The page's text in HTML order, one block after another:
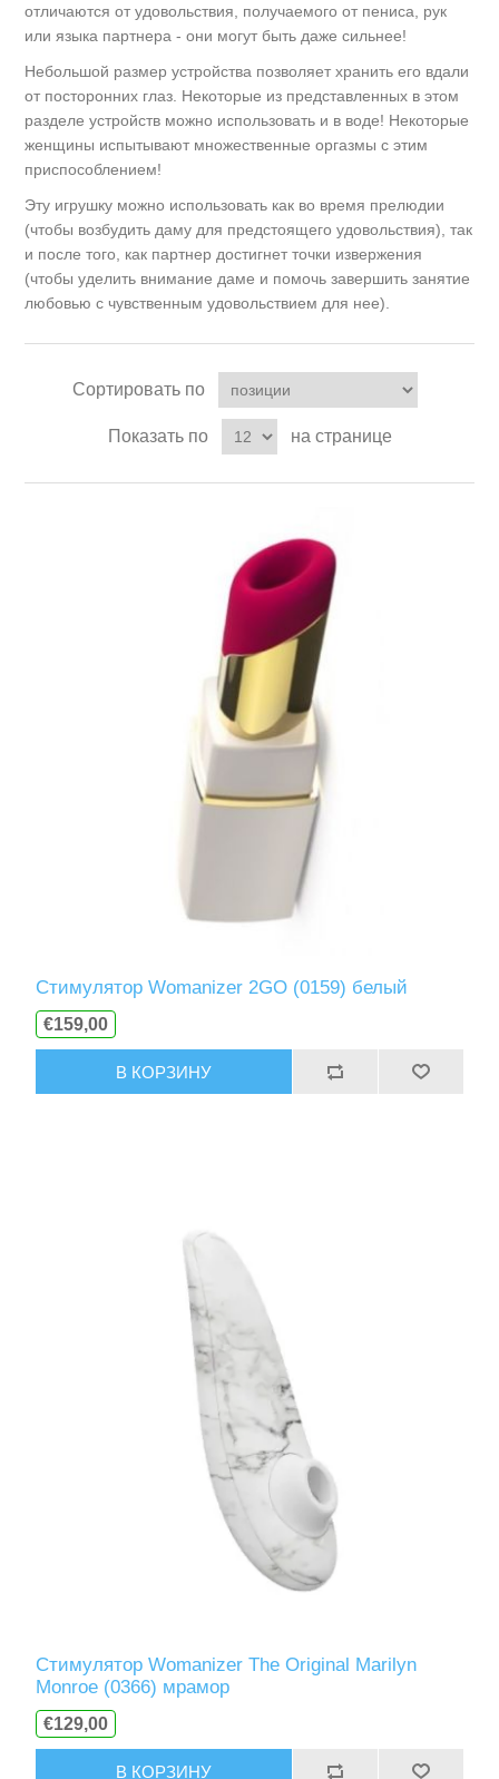
отличаются от удовольствия, получаемого от пениса, рук
или языка партнера - они могут быть даже сильнее!
Небольшой размер устройства позволяет хранить его вдали
от посторонних глаз. Некоторые из представленных в этом
разделе устройств можно использовать и в воде! Некоторые
женщины испытывают множественные оргазмы с этим
приспособлением!
Эту игрушку можно использовать как во время прелюдии
(чтобы возбудить даму для предстоящего удовольствия), так
и после того, как партнер достигнет точки извержения
(чтобы уделить внимание даме и помочь завершить занятие
любовью с чувственным удовольствием для нее).
Сортировать по
Показать по на странице
Стимулятор Womanizer 2GO (0159) белый
€159,00
В КОРЗИНУ
Стимулятор Womanizer The Original Marilyn
Monroe (0366) мрамор
€129,00
В КОРЗИНУ